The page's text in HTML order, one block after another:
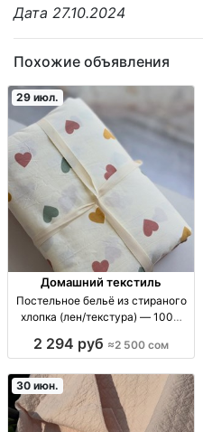
Дата 27.10.2024
Похожие объявления
29 июл.
Домашний текстиль
Постельное бельё из стираного
хлопка (лен/текстура) — 100%
стираный хлопок 100%:
180x240, нав 50x70) двуспалка
(200x230, про
2 294 руб ≈2 500 сом
30 июн.